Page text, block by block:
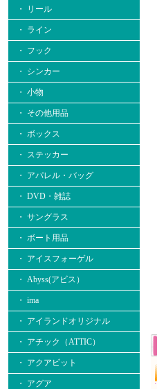
・ リール
・ ライン
・ フック
・ シンカー
・ 小物
・ その他用品
・ ボックス
・ ステッカー
・ アパレル・バッグ
・ DVD・雑誌
・ サングラス
・ ボート用品
・ アイスフォーゲル
・ Abyss(アビス）
・ ima
・ アイランドオリジナル
・ アチック（ATTIC）
・ アクアビット
・ アグア